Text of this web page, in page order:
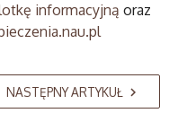
informacyjną oraz
NASTĘPNY ARTYKUŁ